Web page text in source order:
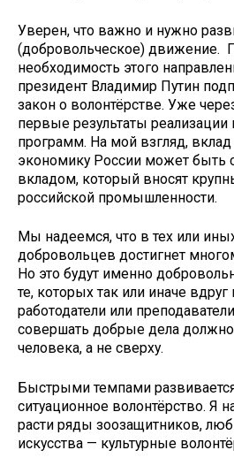
Уверен, что важно и нужно
(добровольческое) движение.
необходимость этого
президент Владимир Путин
закон о волонтёрстве. Уже
первые результаты реализации
программ. На мой взгляд,
экономику России может быть
вкладом, который вносят
российской промышленности.
Мы надеемся, что в тех или
добровольцев достигнет
Но это будут именно
те, которых так или иначе вдруг
работодатели или
совершать добрые дела должно
человека, а не сверху.
Быстрыми темпами
ситуационное волонтёрство. Я
расти ряды зоозащитников,
искусства — культурные